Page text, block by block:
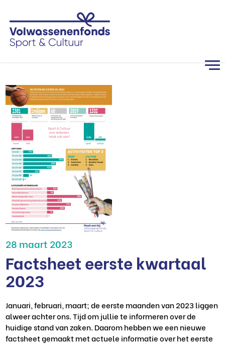
28 maart 2023
Factsheet eerste kwartaal
2023
Januari, februari, maart; de eerste maanden van 2023 liggen
alweer achter ons. Tijd om jullie te informeren over de
huidige stand van zaken. Daarom hebben we een nieuwe
factsheet gemaakt met actuele informatie over het eerste